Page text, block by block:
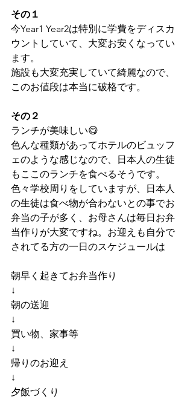
その１
今Year1 Year2は特別に学費をディスカ
ウントしていて、大変お安くなってい
ます。
施設も大変充実していて綺麗なので、
このお値段は本当に破格です。
その２
ランチが美味しい😋
色んな種類があってホテルのビュッフ
ェのような感じなので、日本人の生徒
もここのランチを食べるそうです。
色々学校周りをしていますが、日本人
の生徒は食べ物が合わないとの事でお
弁当の子が多く、お母さんは毎日お弁
当作りが大変ですね。お迎えも自分で
されてる方の一日のスケジュールは
朝早く起きてお弁当作り
↓
朝の送迎
↓
買い物、家事等
↓
帰りのお迎え
↓
夕飯づくり